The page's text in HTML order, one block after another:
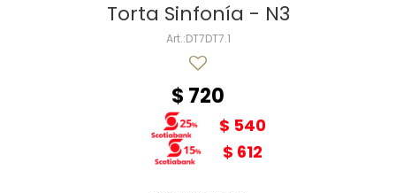
Torta Sinfonía - N3
DT7DT7.1
$ 720
$ 540
$ 612